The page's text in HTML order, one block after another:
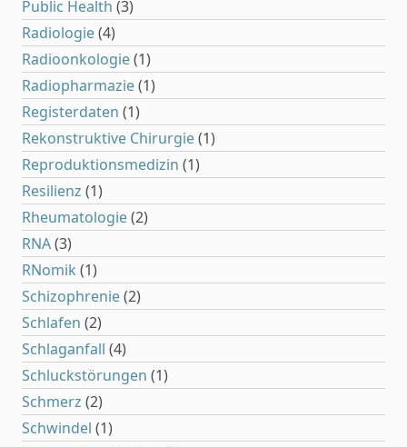
Public Health (3)
Radiologie(4)
Radioonkologie(1)
Radiopharmazie(1)
Registerdaten (1)
Rekonstruktive Chirurgie(1)
Reproduktionsmedizin (1)
Resilienz (1)
Rheumatologie(2)
RNA(3)
RNomik (1)
Schizophrenie(2)
Schlafen (2)
Schlaganfall (4)
Schluckstörungen (1)
Schmerz (2)
Schwindel (1)